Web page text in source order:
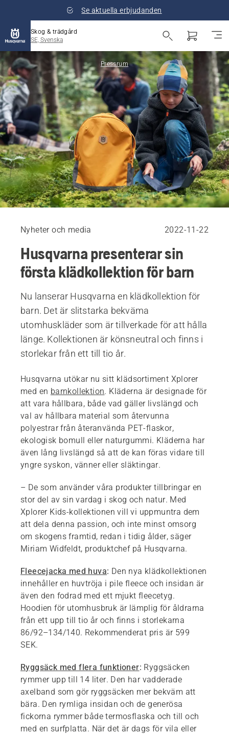
Se aktuella erbjudanden
Skog & trädgård
SE, Svenska
Pressrum
Nyheter och media 2022-11-22
Husqvarna presenterar sin
första klädkollektion för barn
Nu lanserar Husqvarna en klädkollektion för
barn. Det är slitstarka bekväma
utomhuskläder som är tillverkade för att hålla
länge. Kollektionen är könsneutral och finns i
storlekar från ett till tio år.
Husqvarna utökar nu sitt klädsortiment Xplorer
med en barnkollektion. Kläderna är designade för
att vara hållbara, både vad gäller livslängd och
val av hållbara material som återvunna
polyestrar från återanvända PET-flaskor,
ekologisk bomull eller naturgummi. Kläderna har
även lång livslängd så att de kan föras vidare till
yngre syskon, vänner eller släktingar.
– De som använder våra produkter tillbringar en
stor del av sin vardag i skog och natur. Med
Xplorer Kids-kollektionen vill vi uppmuntra dem
att dela denna passion, och inte minst omsorg
om skogens framtid, redan i tidig ålder, säger
Miriam Widfeldt, produktchef på Husqvarna.
Fleecejacka med huva: Den nya klädkollektionen
innehåller en huvtröja i pile fleece och insidan är
även den fodrad med ett mjukt fleecetyg.
Hoodien för utomhusbruk är lämplig för åldrarna
från ett upp till tio år och finns i storlekarna
86/92–134/140. Rekommenderat pris är 599
SEK.
Ryggsäck med flera funktioner: Ryggsäcken
rymmer upp till 14 liter. Den har vadderade
axelband som gör ryggsäcken mer bekväm att
bära. Den rymliga insidan och de generösa
fickorna rymmer både termosflaska och till och
med en surfplatta. När det är dags för vila eller